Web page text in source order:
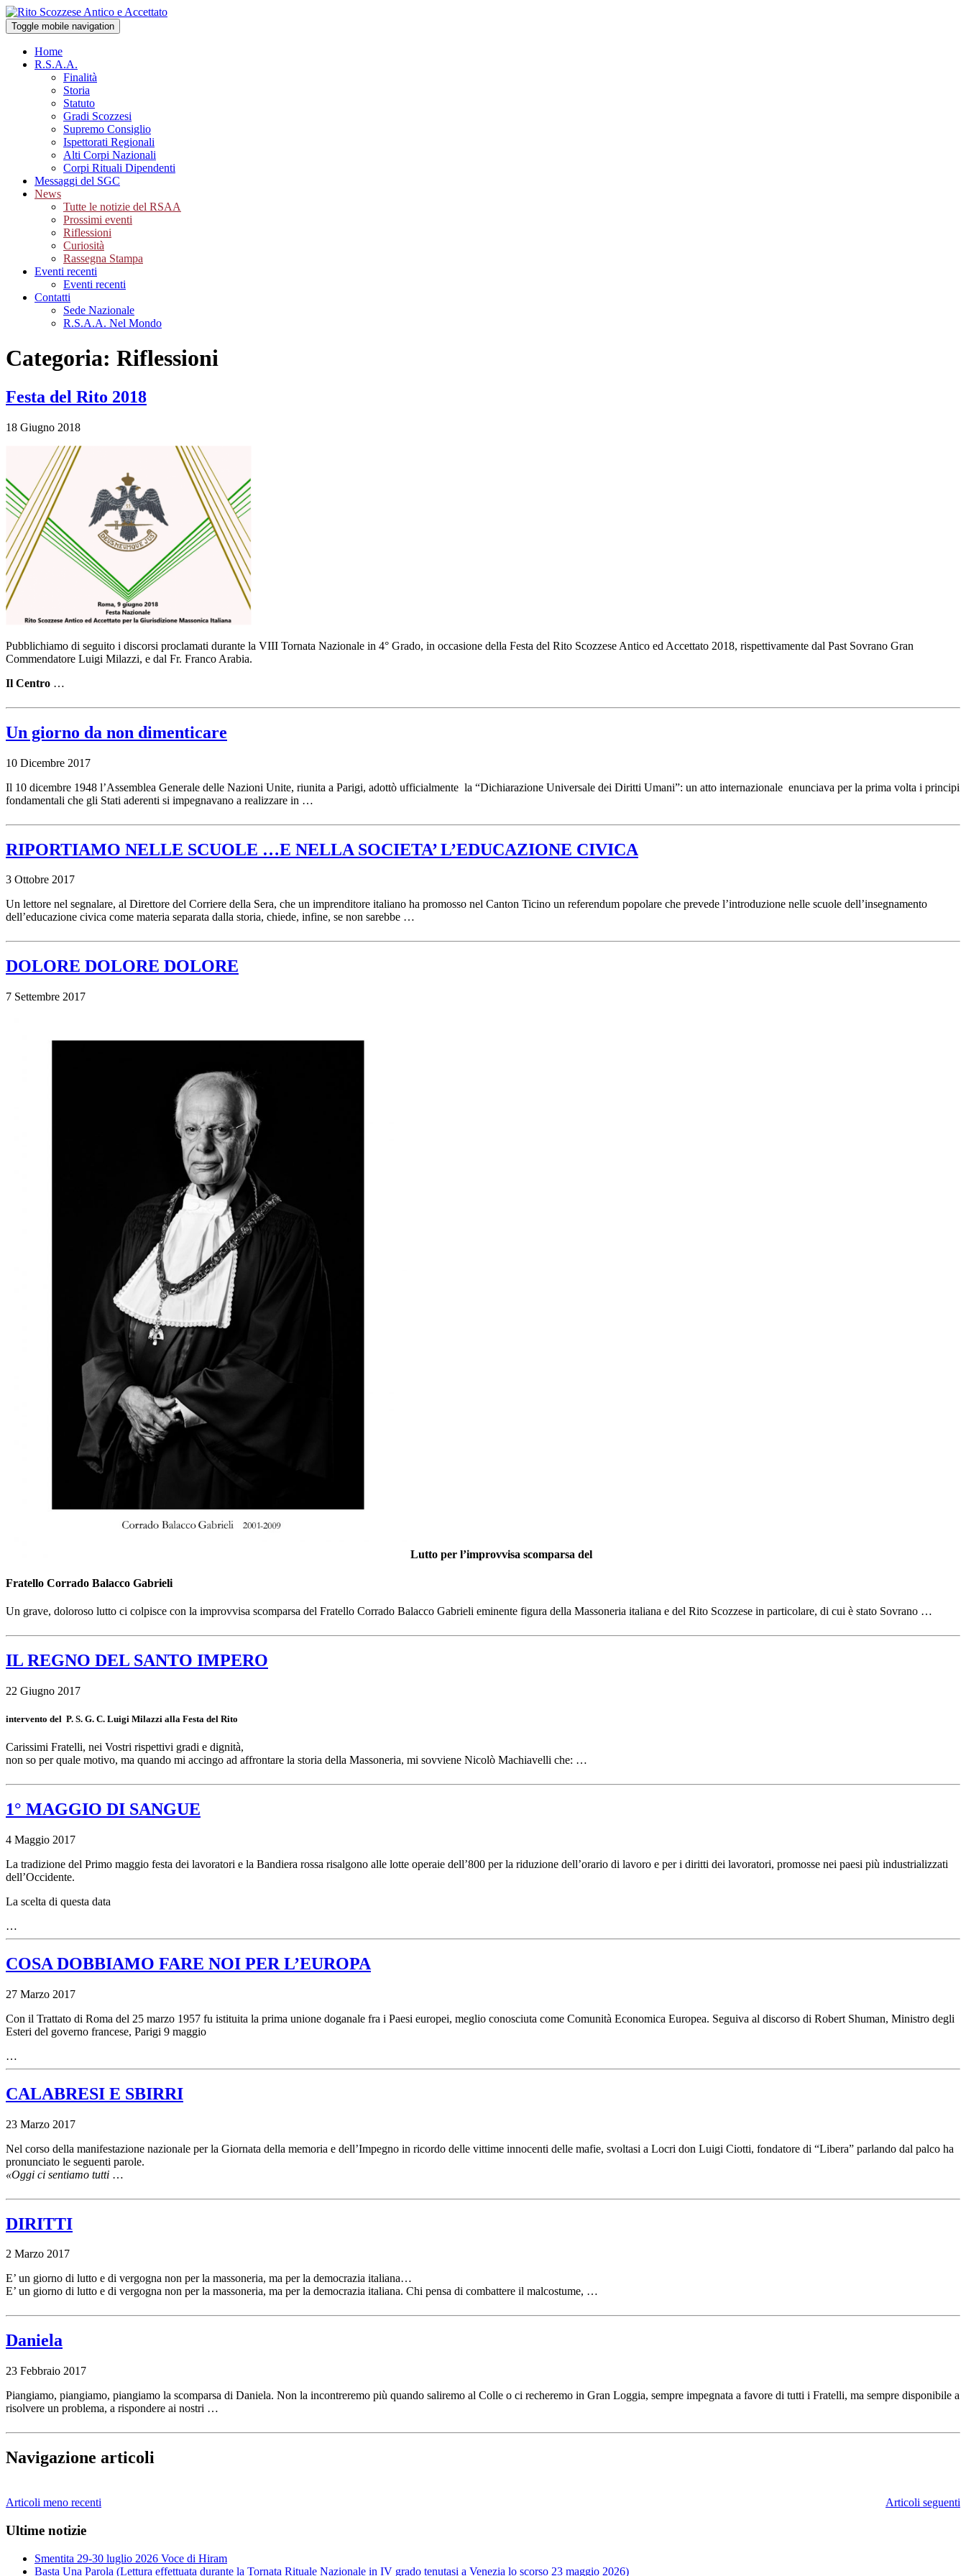
Toggle mobile navigation
Home
R.S.A.A.
Finalità
Storia
Statuto
Gradi Scozzesi
Supremo Consiglio
Ispettorati Regionali
Alti Corpi Nazionali
Corpi Rituali Dipendenti
Messaggi del SGC
News
Tutte le notizie del RSAA
Prossimi eventi
Riflessioni
Curiosità
Rassegna Stampa
Eventi recenti
Eventi recenti
Contatti
Sede Nazionale
R.S.A.A. Nel Mondo
Categoria: Riflessioni
Festa del Rito 2018
18 Giugno 2018
Pubblichiamo di seguito i discorsi proclamati durante la VIII Tornata Nazionale in 4° Grado, in occasione della Festa del Rito Scozzese Antico ed Accettato 2018, rispettivamente dal Past Sovrano Gran
Commendatore Luigi Milazzi, e dal Fr. Franco Arabia.
Il Centro …
Un giorno da non dimenticare
10 Dicembre 2017
Il 10 dicembre 1948 l’Assemblea Generale delle Nazioni Unite, riunita a Parigi, adottò ufficialmente la “Dichiarazione Universale dei Diritti Umani”: un atto internazionale enunciava per la prima volta i principi
fondamentali che gli Stati aderenti si impegnavano a realizzare in …
RIPORTIAMO NELLE SCUOLE …E NELLA SOCIETA’ L’EDUCAZIONE CIVICA
3 Ottobre 2017
Un lettore nel segnalare, al Direttore del Corriere della Sera, che un imprenditore italiano ha promosso nel Canton Ticino un referendum popolare che prevede l’introduzione nelle scuole dell’insegnamento
dell’educazione civica come materia separata dalla storia, chiede, infine, se non sarebbe …
DOLORE DOLORE DOLORE
7 Settembre 2017
Lutto per l’improvvisa scomparsa del
Fratello Corrado Balacco Gabrieli
Un grave, doloroso lutto ci colpisce con la improvvisa scomparsa del Fratello Corrado Balacco Gabrieli eminente figura della Massoneria italiana e del Rito Scozzese in particolare, di cui è stato Sovrano …
IL REGNO DEL SANTO IMPERO
22 Giugno 2017
intervento del P. S. G. C. Luigi Milazzi alla Festa del Rito
Carissimi Fratelli, nei Vostri rispettivi gradi e dignità,
non so per quale motivo, ma quando mi accingo ad affrontare la storia della Massoneria, mi sovviene Nicolò Machiavelli che: …
1° MAGGIO DI SANGUE
4 Maggio 2017
La tradizione del Primo maggio festa dei lavoratori e la Bandiera rossa risalgono alle lotte operaie dell’800 per la riduzione dell’orario di lavoro e per i diritti dei lavoratori, promosse nei paesi più industrializzati
dell’Occidente.
La scelta di questa data
…
COSA DOBBIAMO FARE NOI PER L’EUROPA
27 Marzo 2017
Con il Trattato di Roma del 25 marzo 1957 fu istituita la prima unione doganale fra i Paesi europei, meglio conosciuta come Comunità Economica Europea. Seguiva al discorso di Robert Shuman, Ministro degli
Esteri del governo francese, Parigi 9 maggio
…
CALABRESI E SBIRRI
23 Marzo 2017
Nel corso della manifestazione nazionale per la Giornata della memoria e dell’Impegno in ricordo delle vittime innocenti delle mafie, svoltasi a Locri don Luigi Ciotti, fondatore di “Libera” parlando dal palco ha
pronunciato le seguenti parole.
«Oggi ci sentiamo tutti …
DIRITTI
2 Marzo 2017
E’ un giorno di lutto e di vergogna non per la massoneria, ma per la democrazia italiana…
E’ un giorno di lutto e di vergogna non per la massoneria, ma per la democrazia italiana. Chi pensa di combattere il malcostume, …
Daniela
23 Febbraio 2017
Piangiamo, piangiamo, piangiamo la scomparsa di Daniela. Non la incontreremo più quando saliremo al Colle o ci recheremo in Gran Loggia, sempre impegnata a favore di tutti i Fratelli, ma sempre disponibile a
risolvere un problema, a rispondere ai nostri …
Navigazione articoli
Articoli meno recenti Articoli seguenti
Ultime notizie
Smentita 29-30 luglio 2026 Voce di Hiram
Basta Una Parola (Lettura effettuata durante la Tornata Rituale Nazionale in IV grado tenutasi a Venezia lo scorso 23 maggio 2026)